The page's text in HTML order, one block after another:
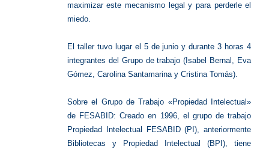
maximizar este mecanismo legal y para perderle el
miedo.
El taller tuvo lugar el 5 de junio y durante 3 horas 4
integrantes del Grupo de trabajo (Isabel Bernal, Eva
Gómez, Carolina Santamarina y Cristina Tomás).
Sobre el Grupo de Trabajo «Propiedad Intelectual»
de FESABID: Creado en 1996, el grupo de trabajo
Propiedad Intelectual FESABID (PI), anteriormente
Bibliotecas y Propiedad Intelectual (BPI), tiene